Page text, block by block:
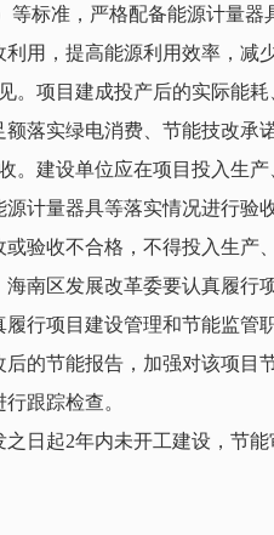
等标准，严格配备能源计量
用，提高能源利用效率，减
项目建成投产后的实际能耗
落实绿电消费、节能技改
建设单位应在项目投入生产
计量器具等落实情况进行
验收不合格，不得投入生产
区发展改革委要认真履行
项目建设管理和节能监管职
的节能报告，加强对该项
跟踪检查。
起2年内未开工建设，节能